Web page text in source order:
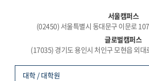
서울캠퍼스
(02450) 서울특별시 동대문구 이문로
글로벌캠퍼스
(17035) 경기도 용인시 처인구 모현읍 외
대학 / 대학원